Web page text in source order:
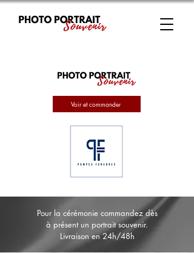
Voir et commander
Pour la cérémonie commandez dès
à présent un portrait souvenir.
Livraison en 24h/48h